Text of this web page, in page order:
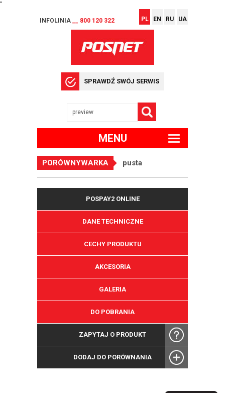
"
INFOLINIA __ 800 120 322 PL EN RU UA
SPRAWDŹ SWÓJ SERWIS
MENU
PORÓWNYWARKA pusta
POSPAY2 ONLINE
DANE TECHNICZNE
CECHY PRODUKTU
AKCESORIA
GALERIA
DO POBRANIA
ZAPYTAJ O PRODUKT
DODAJ DO PORÓWNANIA